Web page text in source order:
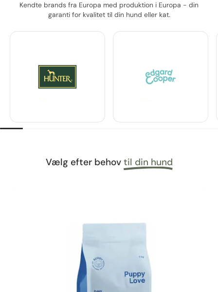
Kendte brands fra Europa med produktion i Europa - din
garanti for kvalitet til din hund eller kat.
Vælg efter behov til din hund